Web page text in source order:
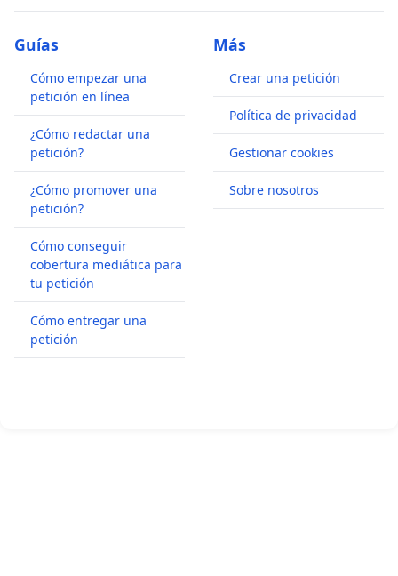
Guías
Cómo empezar una
petición en línea
¿Cómo redactar una
petición?
¿Cómo promover una
petición?
Cómo conseguir
cobertura mediática para
tu petición
Cómo entregar una
petición
Más
Crear una petición
Política de privacidad
Gestionar cookies
Sobre nosotros